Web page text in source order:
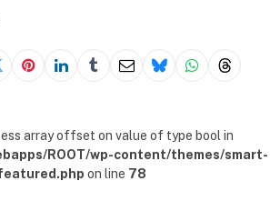
array offset on value of type bool in
ROOT/wp-content/themes/smart-
on line 78